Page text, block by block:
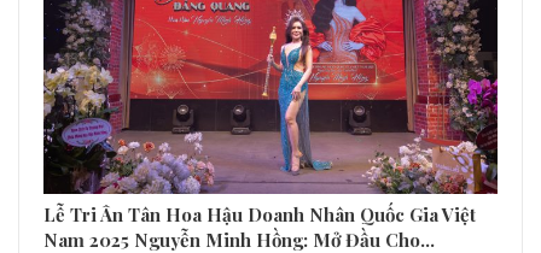
Lễ Tri Ân Tân Hoa Hậu Doanh Nhân Quốc Gia Việt
Nam 2025 Nguyễn Minh Hồng: Mở Đầu Cho…